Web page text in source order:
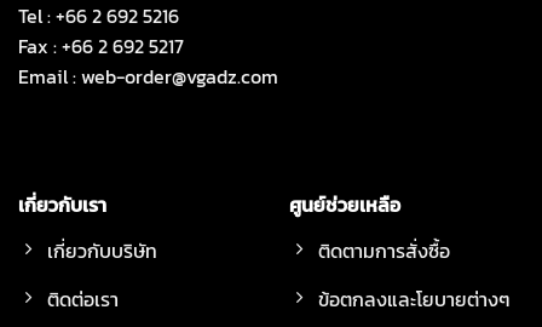
Tel : +66 2 692 5216
Fax : +66 2 692 5217
Email :web-order@vgadz.com
เกี่ยวกับเรา
เกี่ยวกับบริษัท
ติดต่อเรา
ศูนย์ช่วยเหลือ
ติดตามการสั่งซื้อ
ข้อตกลงและโยบายต่างๆ